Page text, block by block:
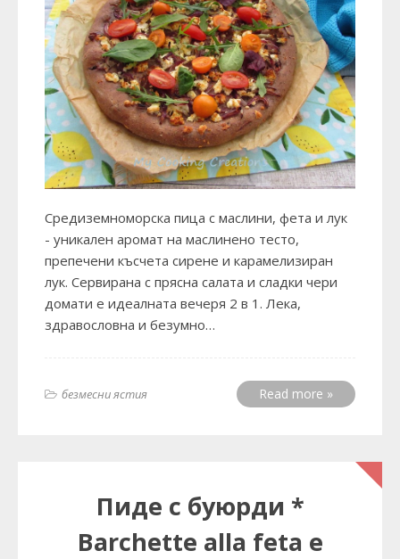
Средиземноморска пица с маслини, фета и лук
- уникален аромат на маслинено тесто,
препечени късчета сирене и карамелизиран
лук. Сервирана с прясна салата и сладки чери
домати е идеалната вечеря 2 в 1. Лека,
здравословна и безумно…
безмесни ястия Read more »
Пиде с буюрди *
Barchette alla feta e